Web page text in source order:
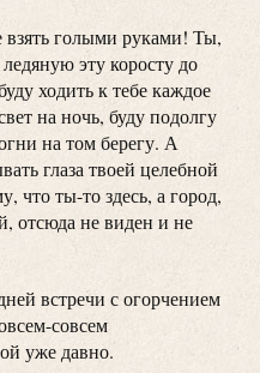
голыми руками! Ты,
эту коросту до
ходить к тебе каждое
на ночь, буду подолгу
на том берегу. А
глаза твоей целебной
что ты-то здесь, а город,
отсюда не виден и не
встречи с огорчением
совсем
уже давно.